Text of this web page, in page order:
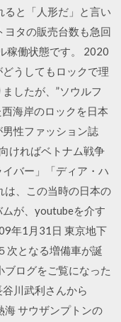
ると「人形だ」と言い
ヨタの販売台数も急回
稼働状態です。 2020
うしてもロックで理
したが、”ソウルフ
海岸のロックを日本
性ファッション誌
ければベトナム戦争
バー」「ディア・ハ
は、この当時の日本の
ムが、youtubeを介す
年1月31日 東京地下
次となる増備車が誕
ログをご覧になった
川武利さんから
サウザンプトンの